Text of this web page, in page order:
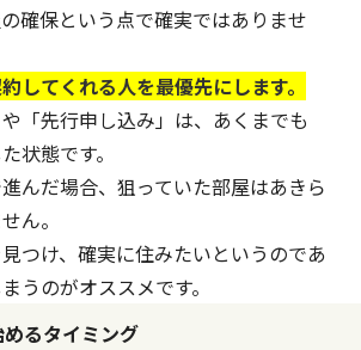
確保という点で確実ではありませ
してくれる人を最優先にします。
や「先行申し込み」は、あくまでも
状態です。
んだ場合、狙っていた部屋はあきら
ん。
つけ、確実に住みたいというのであ
うのがオススメです。
るタイミング